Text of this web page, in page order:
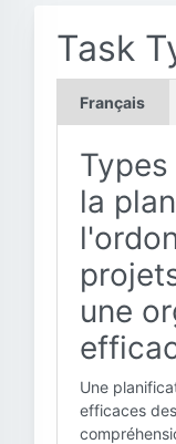
Task
Français
la
une
Une
efficaces